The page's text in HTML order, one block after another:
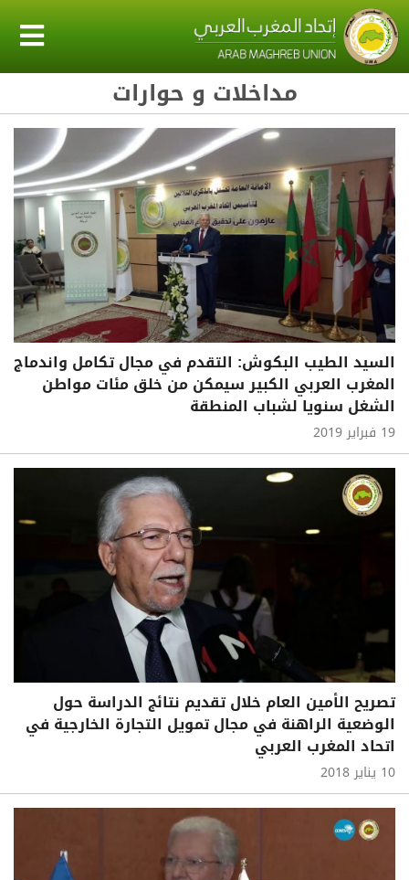
مداخلات و حوارات
السيد الطيب البكوش: التقدم في مجال تكامل واندماج
المغرب العربي الكبير سيمكن من خلق مئات مواطن
الشغل سنويا لشباب المنطقة
19 فبراير 2019
تصريح الأمين العام خلال تقديم نتائج الدراسة حول
الوضعية الراهنة في مجال تمويل التجارة الخارجية في
اتحاد المغرب العربي
10 يناير 2018